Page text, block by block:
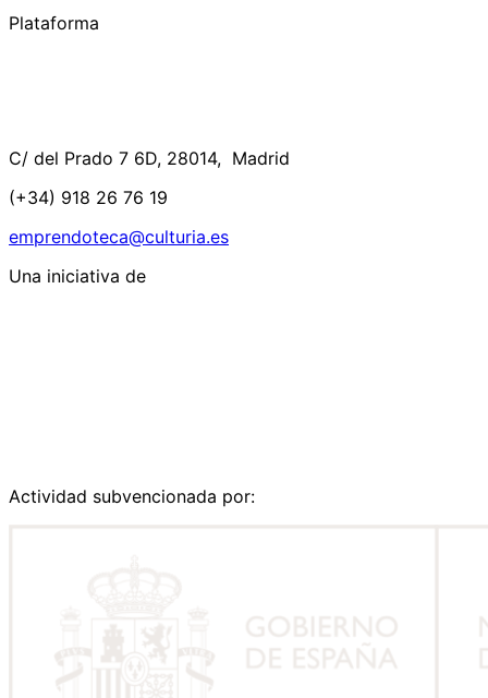
Plataforma
C/ del Prado 7 6D, 28014, Madrid
(+34) 918 26 76 19
emprendoteca@culturia.es
Una iniciativa de
Actividad subvencionada por: